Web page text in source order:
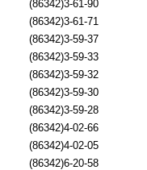
(86342)3-61-90
(86342)3-61-71
(86342)3-59-37
(86342)3-59-33
(86342)3-59-32
(86342)3-59-30
(86342)3-59-28
(86342)4-02-66
(86342)4-02-05
(86342)6-20-58